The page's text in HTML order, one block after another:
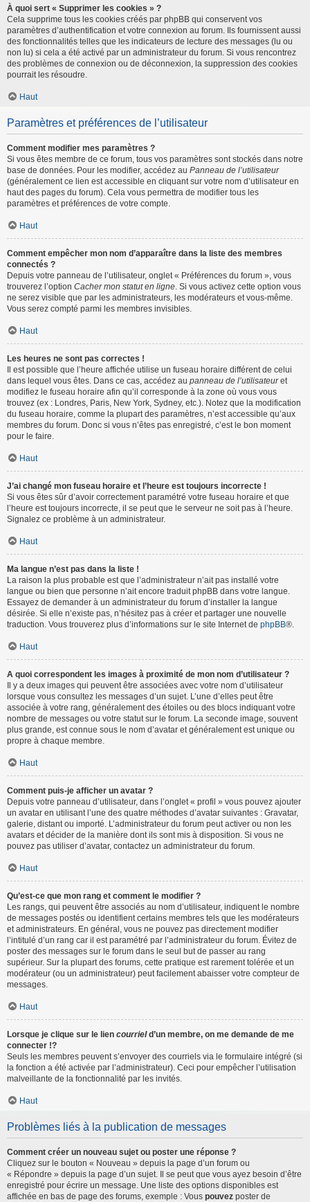
À quoi sert « Supprimer les cookies » ?
Cela supprime tous les cookies créés par phpBB qui conservent vos
paramètres d’authentification et votre connexion au forum. Ils fournissent aussi
des fonctionnalités telles que les indicateurs de lecture des messages (lu ou
non lu) si cela a été activé par un administrateur du forum. Si vous rencontrez
des problèmes de connexion ou de déconnexion, la suppression des cookies
pourrait les résoudre.
Haut
Paramètres et préférences de l’utilisateur
Comment modifier mes paramètres ?
Si vous êtes membre de ce forum, tous vos paramètres sont stockés dans notre
base de données. Pour les modifier, accédez au Panneau de l’utilisateur
(généralement ce lien est accessible en cliquant sur votre nom d’utilisateur en
haut des pages du forum). Cela vous permettra de modifier tous les
paramètres et préférences de votre compte.
Haut
Comment empêcher mon nom d’apparaître dans la liste des membres
connectés ?
Depuis votre panneau de l’utilisateur, onglet « Préférences du forum », vous
trouverez l’option Cacher mon statut en ligne. Si vous activez cette option vous
ne serez visible que par les administrateurs, les modérateurs et vous-même.
Vous serez compté parmi les membres invisibles.
Haut
Les heures ne sont pas correctes !
Il est possible que l’heure affichée utilise un fuseau horaire différent de celui
dans lequel vous êtes. Dans ce cas, accédez au panneau de l’utilisateuret
modifiez le fuseau horaire afin qu’il corresponde à la zone où vous vous
trouvez (ex : Londres, Paris, New York, Sydney, etc.). Notez que la modification
du fuseau horaire, comme la plupart des paramètres, n’est accessible qu’aux
membres du forum. Donc si vous n’êtes pas enregistré, c’est le bon moment
pour le faire.
Haut
J’ai changé mon fuseau horaire et l’heure est toujours incorrecte !
Si vous êtes sûr d’avoir correctement paramétré votre fuseau horaire et que
l’heure est toujours incorrecte, il se peut que le serveur ne soit pas à l’heure.
Signalez ce problème à un administrateur.
Haut
Ma langue n’est pas dans la liste !
La raison la plus probable est que l’administrateur n’ait pas installé votre
langue ou bien que personne n’ait encore traduit phpBB dans votre langue.
Essayez de demander à un administrateur du forum d’installer la langue
désirée. Si elle n’existe pas, n’hésitez pas à créer et partager une nouvelle
traduction. Vous trouverez plus d’informations sur le site Internet de phpBB®.
Haut
A quoi correspondent les images à proximité de mon nom d’utilisateur ?
Il y a deux images qui peuvent être associées avec votre nom d’utilisateur
lorsque vous consultez les messages d’un sujet. L’une d’elles peut être
associée à votre rang, généralement des étoiles ou des blocs indiquant votre
nombre de messages ou votre statut sur le forum. La seconde image, souvent
plus grande, est connue sous le nom d’avatar et généralement est unique ou
propre à chaque membre.
Haut
Comment puis-je afficher un avatar ?
Depuis votre panneau d’utilisateur, dans l’onglet « profil » vous pouvez ajouter
un avatar en utilisant l’une des quatre méthodes d’avatar suivantes : Gravatar,
galerie, distant ou importé. L’administrateur du forum peut activer ou non les
avatars et décider de la manière dont ils sont mis à disposition. Si vous ne
pouvez pas utiliser d’avatar, contactez un administrateur du forum.
Haut
Qu’est-ce que mon rang et comment le modifier ?
Les rangs, qui peuvent être associés au nom d’utilisateur, indiquent le nombre
de messages postés ou identifient certains membres tels que les modérateurs
et administrateurs. En général, vous ne pouvez pas directement modifier
l’intitulé d’un rang car il est paramétré par l’administrateur du forum. Évitez de
poster des messages sur le forum dans le seul but de passer au rang
supérieur. Sur la plupart des forums, cette pratique est rarement tolérée et un
modérateur (ou un administrateur) peut facilement abaisser votre compteur de
messages.
Haut
Lorsque je clique sur le lien courrield’un membre, on me demande de me
connecter !?
Seuls les membres peuvent s’envoyer des courriels via le formulaire intégré (si
la fonction a été activée par l’administrateur). Ceci pour empêcher l’utilisation
malveillante de la fonctionnalité par les invités.
Haut
Problèmes liés à la publication de messages
Comment créer un nouveau sujet ou poster une réponse ?
Cliquez sur le bouton « Nouveau » depuis la page d’un forum ou
« Répondre » depuis la page d’un sujet. Il se peut que vous ayez besoin d’être
enregistré pour écrire un message. Une liste des options disponibles est
affichée en bas de page des forums, exemple : Vous pouvez poster de